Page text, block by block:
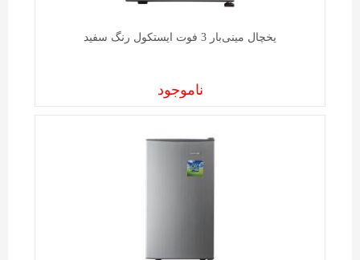
یخچال مینی‌بار 3 فوت ایستکول رنگ سفید
ناموجود